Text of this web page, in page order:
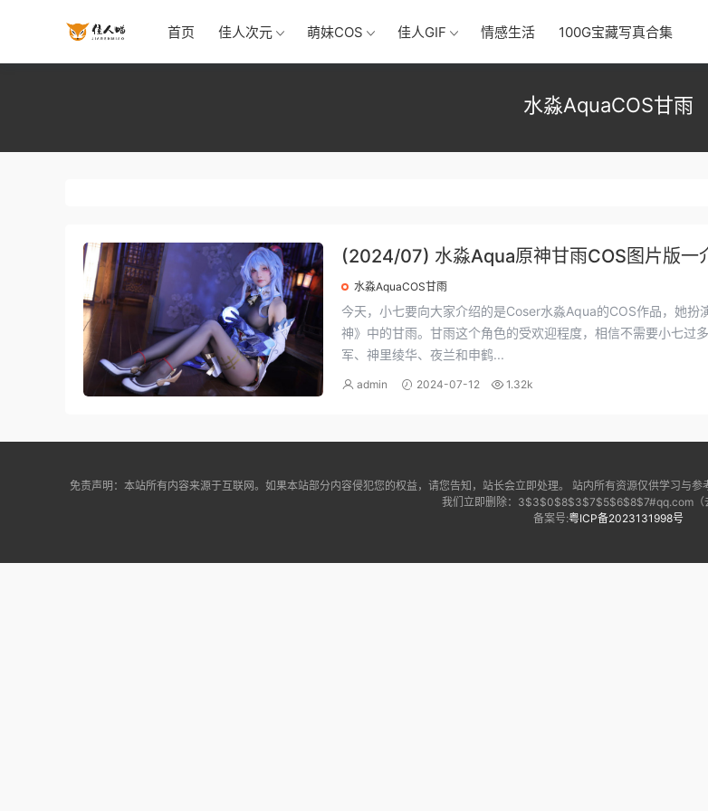
首页 佳人次元 萌妹COS 佳人GIF 情感生活 100G宝藏写真合集
水淼AquaCOS甘雨
(2024/07) 水淼Aqua原神甘雨COS图片版一
水淼AquaCOS甘雨
今天，小七要向大家介绍的是Coser水淼Aqua的COS作品，她扮
神》中的甘雨。甘雨这个角色的受欢迎程度，相信不需要小七过
军、神里绫华、夜兰和申鹤...
admin 2024-07-12 1.32k
免责声明：本站所有内容来源于互联网。如果本站部分内容侵犯您的权益，请您告知，站长会立即处理。 站内所有资源仅供学习与
我们立即删除：3$3$0$8$3$7$5$6$8$7#qq.com（
备案号:粤ICP备2023131998号